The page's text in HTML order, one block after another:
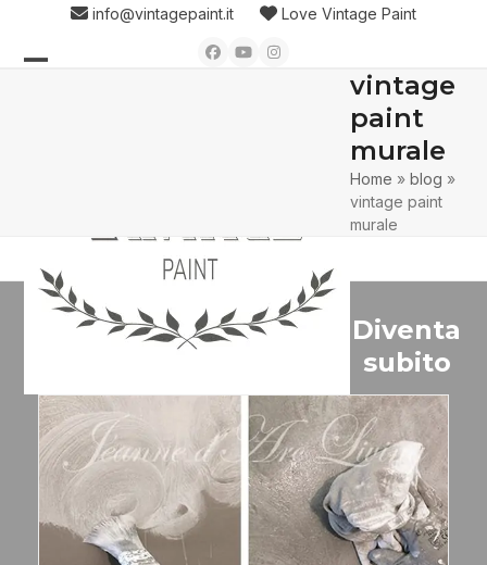
content
info@vintagepaint.it Love Vintage Paint
Facebook
YouTubeInstagram
vintage
paint
murale
Home »blog »
vintage paint
murale
Diventa
subito